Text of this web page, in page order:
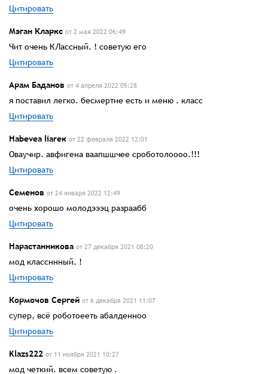
Цитировать
Мэган Кларкс от 2 мая 2022 06:49
Чит очень КЛассный. ! советую его
Цитировать
Арам Баданов от 4 апреля 2022 05:28
я поставил легко. бесмертие есть и меню . класс
Цитировать
Habevea liareк от 22 февраля 2022 12:01
Оваучир. авфигена ваапшшчее сроботолоооо.!!!
Цитировать
Семенов от 24 января 2022 12:49
очень хорошо молодэээц разраабб
Цитировать
Нарастанникова от 27 декабря 2021 08:20
мод классннный. !
Цитировать
Кормочов Сергей от 6 декабря 2021 11:07
супер, всё роботоееть абалденноо
Цитировать
Klazs222 от 11 ноября 2021 10:27
мод четкий. всем советую .